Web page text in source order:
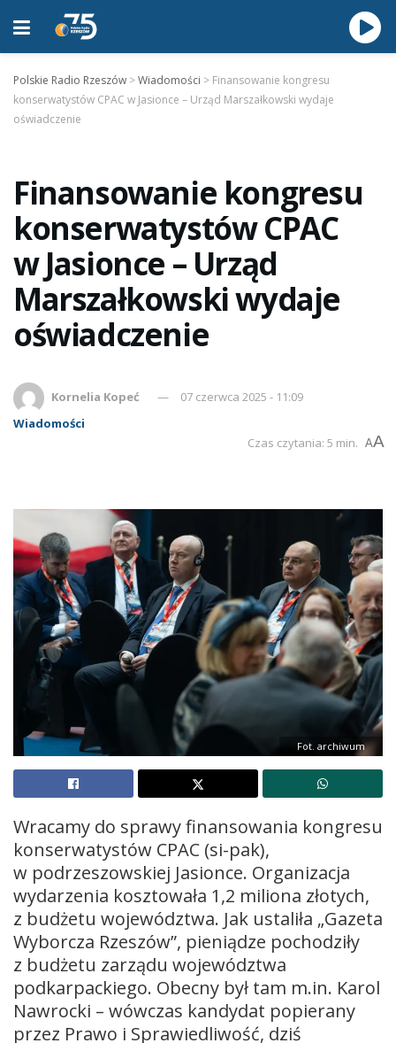
Polskie Radio Rzeszów >Wiadomości > Finansowanie kongresu
konserwatystów CPAC w Jasionce – Urząd Marszałkowski wydaje
oświadczenie
Finansowanie kongresu
konserwatystów CPAC
w Jasionce – Urząd
Marszałkowski wydaje
oświadczenie
Kornelia Kopeć
07 czerwca 2025 - 11:09
Wiadomości
Czas czytania: 5 min. AA
Fot. archiwum
Wracamy do sprawy finansowania kongresu
konserwatystów CPAC (si-pak),
w podrzeszowskiej Jasionce. Organizacja
wydarzenia kosztowała 1,2 miliona złotych,
z budżetu województwa. Jak ustaliła „Gazeta
Wyborcza Rzeszów”, pieniądze pochodziły
z budżetu zarządu województwa
podkarpackiego. Obecny był tam m.in. Karol
Nawrocki – wówczas kandydat popierany
przez Prawo i Sprawiedliwość, dziś